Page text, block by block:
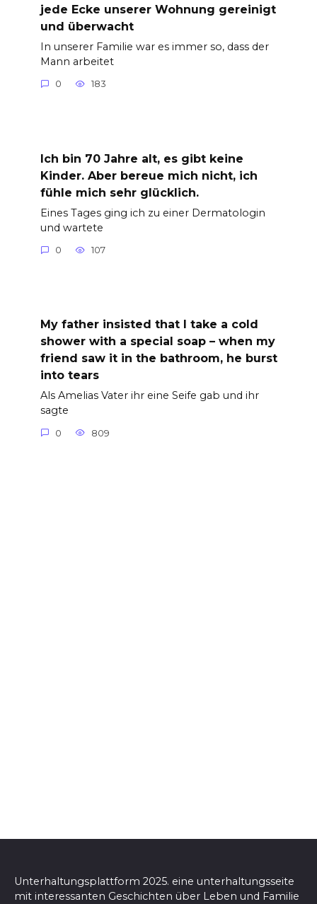
jede Ecke unserer Wohnung gereinigt
und überwacht
In unserer Familie war es immer so, dass der
Mann arbeitet
0 183
Ich bin 70 Jahre alt, es gibt keine
Kinder. Aber bereue mich nicht, ich
fühle mich sehr glücklich.
Eines Tages ging ich zu einer Dermatologin
und wartete
0 107
My father insisted that I take a cold
shower with a special soap – when my
friend saw it in the bathroom, he burst
into tears
Als Amelias Vater ihr eine Seife gab und ihr
sagte
0 809
Unterhaltungsplattform 2025. eine unterhaltungsseite
mit interessanten Geschichten über Leben und Familie